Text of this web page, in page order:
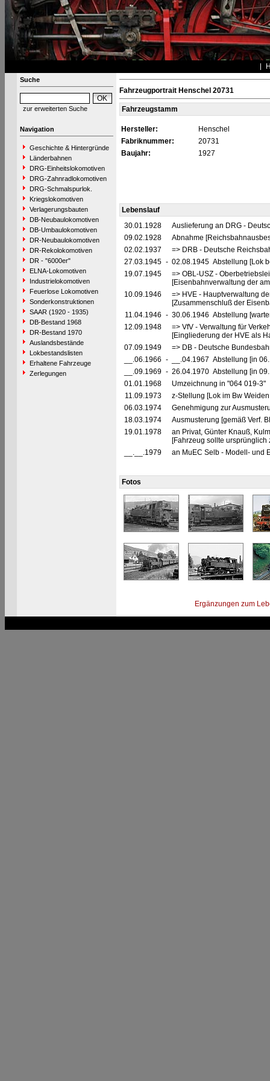
Suche
zur erweiterten Suche
Navigation
Geschichte & Hintergründe
Länderbahnen
DRG-Einheitslokomotiven
DRG-Zahnradlokomotiven
DRG-Schmalspurlok.
Kriegslokomotiven
Verlagerungsbauten
DB-Neubaulokomotiven
DB-Umbaulokomotiven
DR-Neubaulokomotiven
DR-Rekolokomotiven
DR - "6000er"
ELNA-Lokomotiven
Industrielokomotiven
Feuerlose Lokomotiven
Sonderkonstruktionen
SAAR (1920 - 1935)
DB-Bestand 1968
DR-Bestand 1970
Auslandsbestände
Lokbestandslisten
Erhaltene Fahrzeuge
Zerlegungen
Fahrzeugportrait Henschel 20731
Fahrzeugstamm
Hersteller:
Henschel
Fabriknummer:
20731
Baujahr:
1927
Lebenslauf
30.01.1928
Auslieferung an DRG -
09.02.1928
Abnahme
02.02.1937
=> DRB - Deutsche
27.03.1945 - 02.08.1945 Abstellung [Lok
19.07.1945
=> OBL-USZ -
[Eisenbahnverwaltung der
10.09.1946
=> HVE - Hauptverwaltung
[Zusammenschluß der
11.04.1946 - 30.06.1946 Abstellung
12.09.1948
=> VfV - Verwaltung für
[Eingliederung der HVE als
07.09.1949
=> DB - Deutsche
__.06.1966 -
__.04.1967 Abstellung [in
__.09.1969 - 26.04.1970 Abstellung [in
01.01.1968
Umzeichnung in "064 019-3"
11.09.1973
z-Stellung [Lok im Bw
06.03.1974
Genehmigung zur
18.03.1974
Ausmusterung [gemäß Verf.
19.01.1978
an Privat, Günter Knauß,
[Fahrzeug sollte
__.__.1979
an MuEC Selb - Modell- und
Fotos
Ergänzungen zum